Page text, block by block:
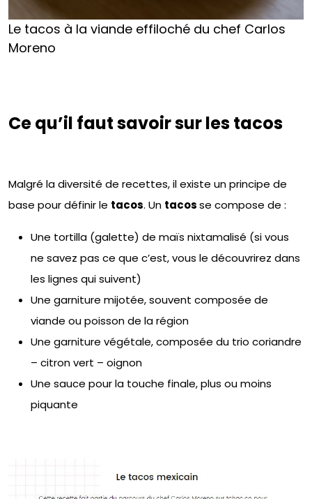
Le tacos à la viande effiloché du chef Carlos
Moreno
Ce qu’il faut savoir sur les tacos
Malgré la diversité de recettes, il existe un principe de
base pour définir le tacos. Un tacosse compose de :
Une tortilla (galette) de maïs nixtamalisé (si vous
ne savez pas ce que c’est, vous le découvrirez dans
les lignes qui suivent)
Une garniture mijotée, souvent composée de
viande ou poisson de la région
Une garniture végétale, composée du trio coriandre
– citron vert – oignon
Une sauce pour la touche finale, plus ou moins
piquante